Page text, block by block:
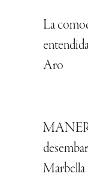
La
Aro
Marbella